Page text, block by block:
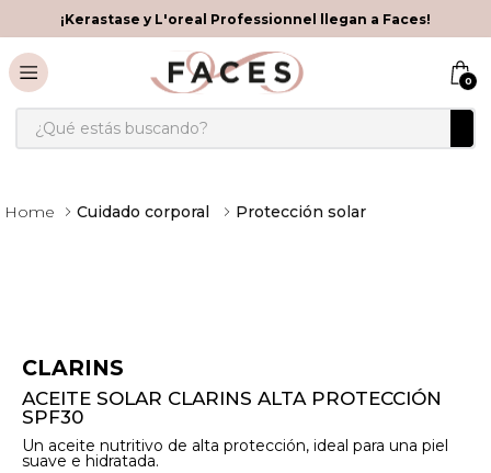
¡Kerastase y L'oreal Professionnel llegan a Faces!
0
¿Qué estás buscando?
Cuidado corporal Protección solar
CLARINS
ACEITE SOLAR CLARINS ALTA PROTECCIÓN
SPF30
Un aceite nutritivo de alta protección, ideal para una piel
suave e hidratada.